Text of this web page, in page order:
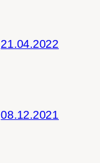
21.04.2022
08.12.2021